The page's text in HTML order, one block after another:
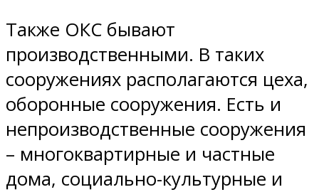
Также ОКС бывают
производственными. В таких
сооружениях располагаются цеха,
оборонные сооружения. Есть и
непроизводственные сооружения
– многоквартирные и частные
дома, социально-культурные и